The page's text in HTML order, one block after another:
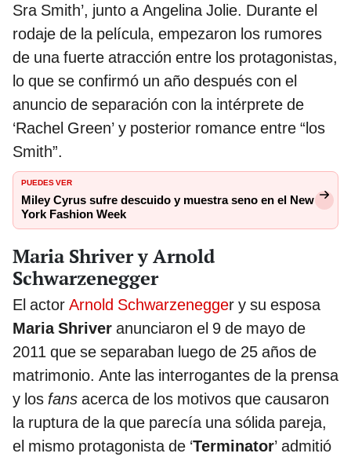
Sra Smith’, junto a Angelina Jolie. Durante el
rodaje de la película, empezaron los rumores
de una fuerte atracción entre los protagonistas,
lo que se confirmó un año después con el
anuncio de separación con la intérprete de
‘Rachel Green’ y posterior romance entre “los
Smith”.
PUEDES VER
Miley Cyrus sufre descuido y muestra seno en el New
York Fashion Week
Maria Shriver y Arnold
Schwarzenegger
El actor Arnold Schwarzenegger y su esposa
Maria Shriver anunciaron el 9 de mayo de
2011 que se separaban luego de 25 años de
matrimonio. Ante las interrogantes de la prensa
y los fans acerca de los motivos que causaron
la ruptura de la que parecía una sólida pareja,
el mismo protagonista de ‘Terminator’ admitió